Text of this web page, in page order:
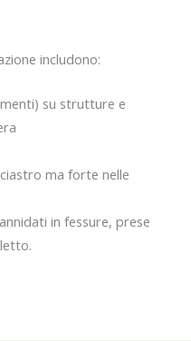
includono:
su strutture e
ma forte nelle
in fessure, prese